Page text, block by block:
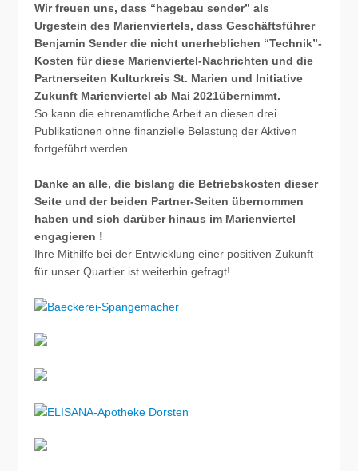
Wir freuen uns, dass “hagebau sender” als
Urgestein des Marienviertels, dass Geschäftsführer
Benjamin Sender die nicht unerheblichen “Technik”-
Kosten für diese Marienviertel-Nachrichten und die
Partnerseiten Kulturkreis St. Marien und Initiative
Zukunft Marienviertel ab Mai 2021übernimmt.
So kann die ehrenamtliche Arbeit an diesen drei
Publikationen ohne finanzielle Belastung der Aktiven
fortgeführt werden.
Danke an alle, die bislang die Betriebskosten dieser
Seite und der beiden Partner-Seiten übernommen
haben und sich darüber hinaus im Marienviertel
engagieren !
Ihre Mithilfe bei der Entwicklung einer positiven Zukunft
für unser Quartier ist weiterhin gefragt!